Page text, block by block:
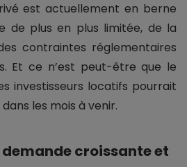
est actuellement en berne
de plus en plus limitée, de la
contraintes réglementaires
Et ce n’est peut-être que le
investisseurs locatifs pourrait
les mois à venir.
demande croissante et